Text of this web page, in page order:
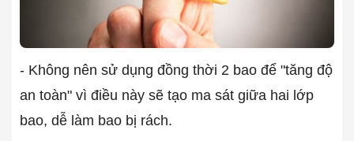
- Không nên sử dụng đồng thời 2 bao để "tăng độ
an toàn" vì điều này sẽ tạo ma sát giữa hai lớp
bao, dễ làm bao bị rách.